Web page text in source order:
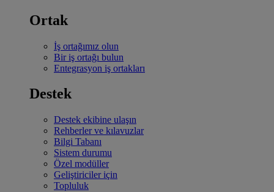
Ortak
İş ortağımız olun
Bir iş ortağı bulun
Entegrasyon iş ortakları
Destek
Destek ekibine ulaşın
Rehberler ve kılavuzlar
Bilgi Tabanı
Sistem durumu
Özel modüller
Geliştiriciler için
Topluluk